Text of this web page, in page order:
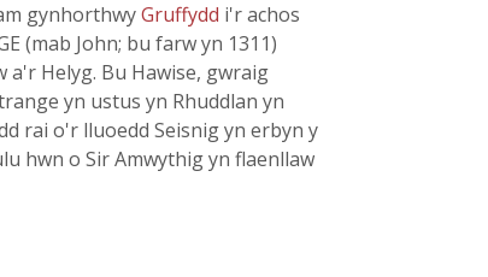
gynhorthwyGruffydd i'r achos
(mab John; bu farw yn 1311)
a'r Helyg. Bu Hawise, gwraig
yn ustus yn Rhuddlan yn
rai o'r lluoedd Seisnig yn erbyn y
hwn o Sir Amwythig yn flaenllaw